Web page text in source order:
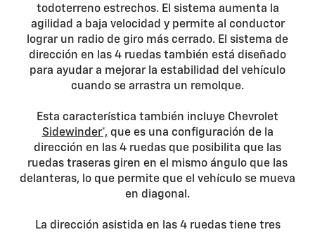
todoterreno estrechos. El sistema aumenta la
agilidad a baja velocidad y permite al conductor
lograr un radio de giro más cerrado. El sistema de
dirección en las 4 ruedas también está diseñado
para ayudar a mejorar la estabilidad del vehículo
cuando se arrastra un remolque.
Esta característica también incluye Chevrolet
Sidewinder*, que es una configuración de la
dirección en las 4 ruedas que posibilita que las
ruedas traseras giren en el mismo ángulo que las
delanteras, lo que permite que el vehículo se mueva
en diagonal.
La dirección asistida en las 4 ruedas tiene tres